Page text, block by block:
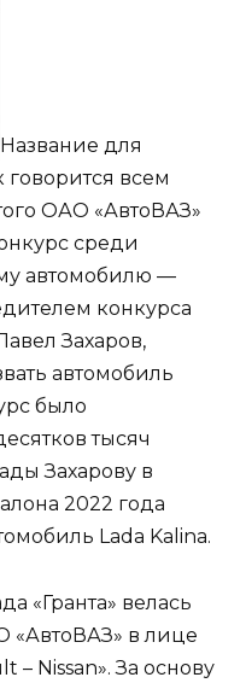
Название для
всем
ОАО «АвтоВАЗ»
среди
автомобилю —
конкурса
Захаров,
автомобиль
было
тысяч
Захарову в
2022 года
Lada Kalina.
«Гранта» велась
«АвтоВАЗ» в лице
– Nissan». За основу